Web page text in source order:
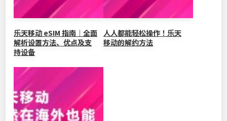
乐天移动 eSIM 指南｜全面
解析设置方法、优点及支
持设备
人人都能轻松操作！乐天
移动的解约方法